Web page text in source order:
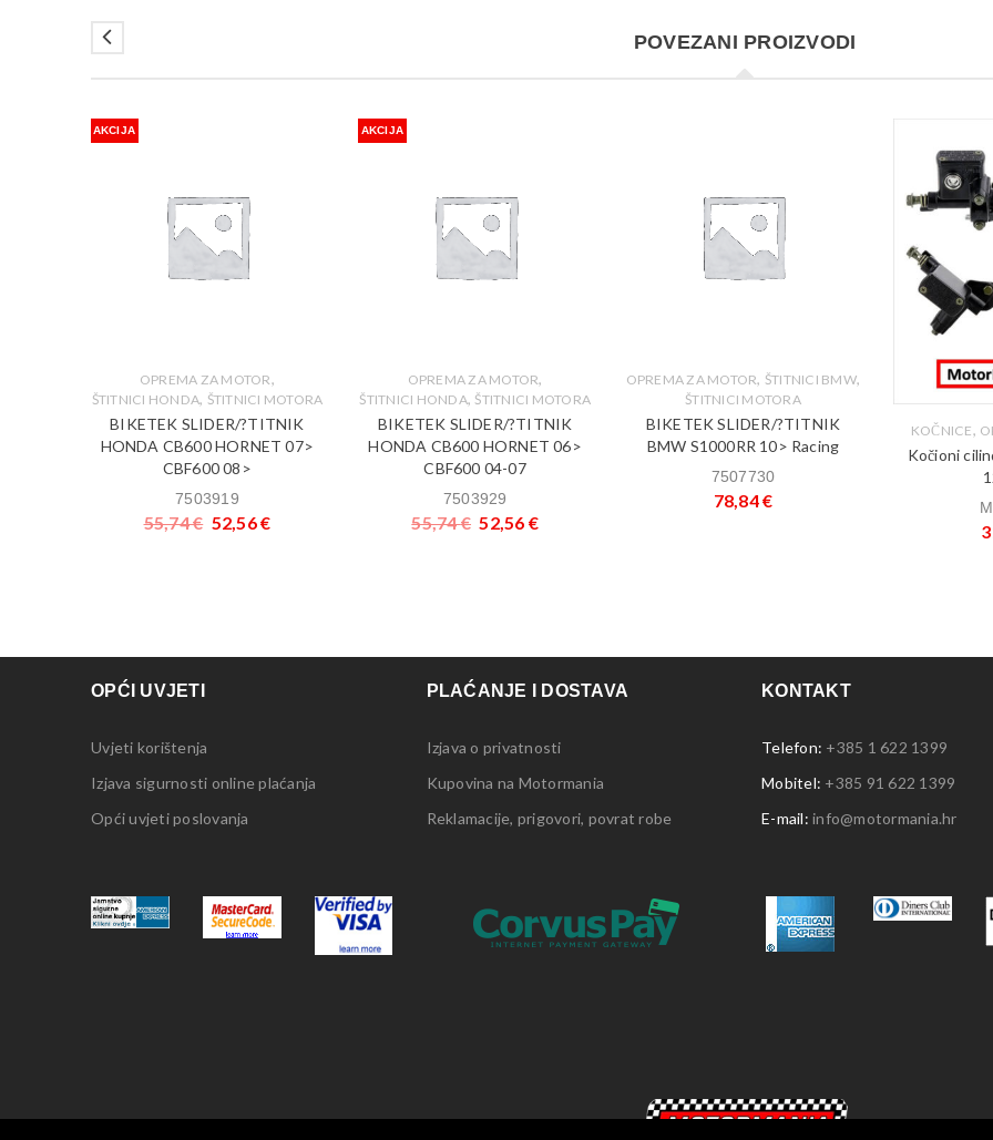
POVEZANI PROIZVODI
AKCIJA
OPREMA ZA MOTOR,
ŠTITNICI HONDA, ŠTITNICI MOTORA
BIKETEK SLIDER/?TITNIK
HONDA CB600 HORNET 07>
CBF600 08>
7503919
55,74€ 52,56€
AKCIJA
OPREMA ZA MOTOR,
ŠTITNICI HONDA, ŠTITNICI MOTORA
BIKETEK SLIDER/?TITNIK
HONDA CB600 HORNET 06>
CBF600 04-07
7503929
55,74€ 52,56 €
OPREMA ZA MOTOR, ŠTITNICI BMW,
ŠTITNICI MOTORA
BIKETEK SLIDER/?TITNIK
BMW S1000RR 10> Racing
7507730
78,84€
KOČNICE,
Kočioni
OPĆI UVJETI
Uvjeti korištenja
Izjava sigurnosti online plaćanja
Opći uvjeti poslovanja
PLAĆANJE I DOSTAVA
Izjava o privatnosti
Kupovina na Motormania
Reklamacije, prigovori, povrat robe
KONTAKT
Telefon: +385 1 622 1399
Mobitel: +385 91 622 1399
E-mail: info@motormania.hr